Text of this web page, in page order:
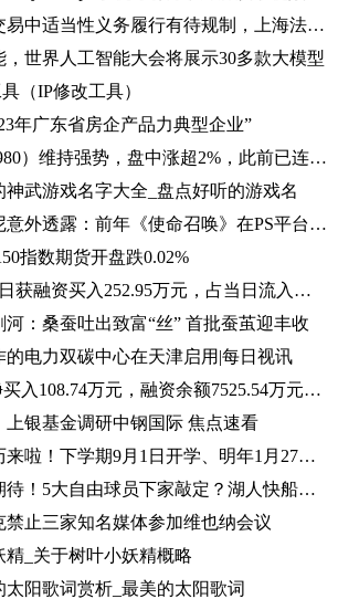
贵金属延期产品交易中适当性义务履行有待规制，上海法院向交易所发出司法建议_每日观察
世界人工智能大会将展示30多款大模型
（IP修改工具）
年广东省房企产品力典型企业”
光伏30ETF（560980）维持强势，盘中涨超2%，此前已连升3日，权重股捷佳伟创涨超3%
武游戏名字大全_盘点好听的游戏名
天天观天下！索尼意外透露：前年《使命召唤》在PS平台创造超8亿美元收入
指数期货开盘跌0.02%
开勒股份：6月28日获融资买入252.95万元，占当日流入资金比例11.65%-世界即时
：桑蚕吐出致富“丝” 首批蚕茧迎丰收
的电力双碳中心在天津启用|每日视讯
农业ETF：融资净买入108.74万元，融资余额7525.54万元（06-28）
上银基金调研中钢国际 焦点速看
海南中小学新校历来啦！下学期9月1日开学、明年1月27日放寒假|观焦点
【全球新要闻】期待！5大自由球员下家敲定？湖人快船或签全明星后卫
禁止三家知名媒体参加维也纳会议
_关于树叶小妖精概略
阳歌词赏析_最美的太阳歌词